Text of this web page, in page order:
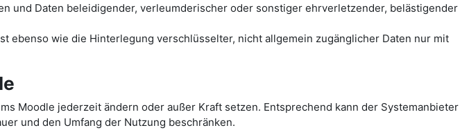
und Daten beleidigender, verleumderischer oder sonstiger ehrverletzender, belästigender
ebenso wie die Hinterlegung verschlüsselter, nicht allgemein zugänglicher Daten nur mit
Moodle jederzeit ändern oder außer Kraft setzen. Entsprechend kann der Systemanbieter
und den Umfang der Nutzung beschränken.